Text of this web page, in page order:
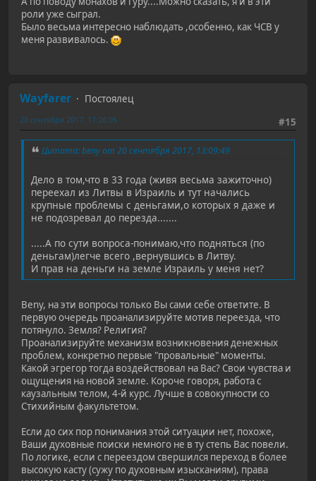
роли уже сыграл.
Было весьма интересно наблюдать ,особенно, как ЧСВ у
меня развивалось.
Wayfarer
Постоялец
#15
20 сентября 2017, 17:26:05
Цитата: beny от 20 сентября 2017, 13:09:49
Дело в том,что в 33 года (живя весьма зажиточно)
переехал из Литвы в Израиль и тут начались
крупные проблемы с деньгами,о которых я даже и
не подозревал до перезда.......
.....А по сути вопроса-понимаю,что подняться (по
деньгам)легче всего ,вернувшись в Литву.
И прав на деньги на земле Израиль у меня нет?
Beny, на эти вопросы только Вы сами себе ответите. В
первую очередь проанализируйте мотив переезда, что
потянуло. Земля? Религия?
Проанализируйте механизм возникновения денежных
проблем, конкретно первые "провальные" моменты.
Какой эгрегор тогда воздействовал на Вас? Свои чувства и
ощущения на новой земле. Короче говоря, работа с
каузальным телом, 4-й курс. Лучше в совокупности со
Стихийным факультетом.
Если до сих пор понимания этой ситуации нет, похоже,
Ваши духовные поиски немного не в ту степь Вас повели.
По логике, если с переездом свершился переход в более
высокую касту (сужу по духовным изысканиям), права